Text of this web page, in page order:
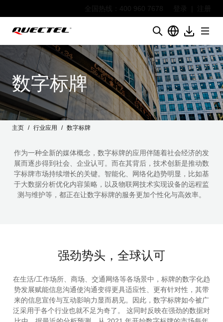
全国热线：400 960 7678 登录
数字标牌
主页 行业应用 数字标牌
作为一种全新的媒体概念，数字标牌的应用伴随着社会经济的发
展而逐步得到社会、企业认可。而在其背后，技术创新是推动数
字标牌市场持续增长的关键。智能化、网络化趋势明显，比如基
于大数据分析优化内容策略，以及物联网技术实现设备的远程监
测与维护等，都正在让数字标牌的服务更加个性化与高效率。
强劲势头，全球认可
在生活/工作场所、商场、交通网络等各场景中，标牌的数字化趋
势发展赋能信息沟通使沟通变得更具适应性、更有针对性，其带
来的信息宣传与互动影响力显而易见。因此，数字标牌如今被广
泛采用于各个行业也就不足为奇了。 这同时反映在强劲的数据对